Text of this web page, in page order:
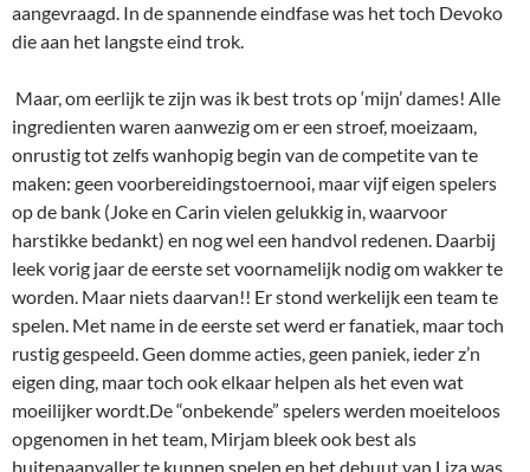
aangevraagd. In de spannende eindfase was het toch Devoko
die aan het langste eind trok.
Maar, om eerlijk te zijn was ik best trots op ‘mijn’ dames! Alle
ingredienten waren aanwezig om er een stroef, moeizaam,
onrustig tot zelfs wanhopig begin van de competite van te
maken: geen voorbereidingstoernooi, maar vijf eigen spelers
op de bank (Joke en Carin vielen gelukkig in, waarvoor
harstikke bedankt) en nog wel een handvol redenen. Daarbij
leek vorig jaar de eerste set voornamelijk nodig om wakker te
worden. Maar niets daarvan!! Er stond werkelijk een team te
spelen. Met name in de eerste set werd er fanatiek, maar toch
rustig gespeeld. Geen domme acties, geen paniek, ieder z’n
eigen ding, maar toch ook elkaar helpen als het even wat
moeilijker wordt.De “onbekende” spelers werden moeiteloos
opgenomen in het team, Mirjam bleek ook best als
buitenaanvaller te kunnen spelen en het debuut van Liza was